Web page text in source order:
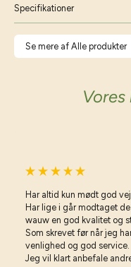
Specifikationer
Se mere af Alle produkter
Vores
Har altid kun mødt god
Har lige i går modtaget
wauw en god kvalitet og
Som skrevet før når jeg
venlighed og god service.
Jeg vil klart anbefale
Vil du
Vær på forkant
Skriv dig op til mit